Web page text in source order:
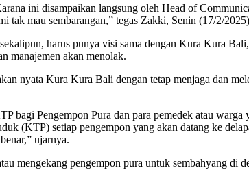
ini disampaikan langsung oleh Head of
tak mau sembarangan,” tegas Zakki, Senin (17/2/
harus punya visi sama dengan Kura Kura
manajemen akan menolak.
nyata Kura Kura Bali dengan tetap menjaga dan
bagi Pengempon Pura dan para pemedek atau
(KTP) setiap pengempon yang akan datang ke
ujarnya.
mengekang pengempon pura untuk sembahyang di